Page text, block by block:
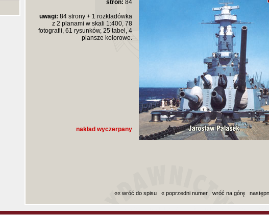
stron: 84
uwagi: 84 strony + 1 rozkładówka
z 2 planami w skali 1:400, 78
fotografii, 61 rysunków, 25 tabel, 4
plansze kolorowe.
nakład wyczerpany
«« wróć do spisu « poprzedni numer wróć na górę